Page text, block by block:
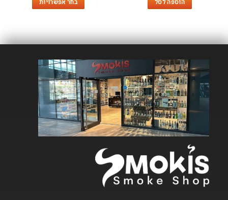
הוספה לסל בחר אפשרויות
יש
מספר
ניתן
לבחור
את
האפשרויות
בעמוד
המוצר